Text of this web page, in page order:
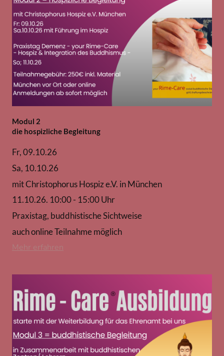
Modul 2
die hospizliche Begleitung
Fr, 09.10.26
Sa, 10.10.26
mit Christophorus Hospiz e.V. in München
11.10.26. 10:00 - 15:00 Uhr
Praxistag, buddhistische Sichtweise
auch online Teilnahme möglich
Mehr erfahren